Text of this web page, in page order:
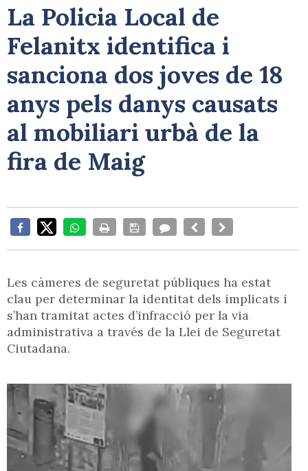
La Policia Local de
Felanitx identifica i
sanciona dos joves de 18
anys pels danys causats
al mobiliari urbà de la
fira de Maig
Les càmeres de seguretat públiques ha estat
clau per determinar la identitat dels implicats i
s’han tramitat actes d’infracció per la via
administrativa a través de la Llei de Seguretat
Ciutadana.